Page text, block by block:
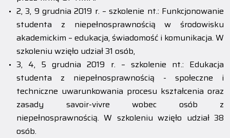
2, 3, 9 grudnia 2019 r. – szkolenie nt.: Funkcjonowanie
studenta z niepełnosprawnością w środowisku
akademickim – edukacja, świadomość i komunikacja. W
szkoleniu wzięło udział 31 osób,
3, 4, 5 grudnia 2019 r. – szkolenie nt.: Edukacja
studenta z niepełnosprawnością - społeczne i
techniczne uwarunkowania procesu kształcenia oraz
zasady savoir-vivre wobec osób z
niepełnosprawnością. W szkoleniu wzięło udział 38
osób.